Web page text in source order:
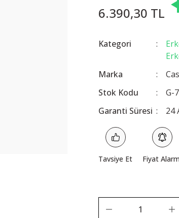
6.390,30 TL
Kategori
Marka
Stok Kodu
G-
Garanti Süresi
24
Tavsiye Et Fiyat